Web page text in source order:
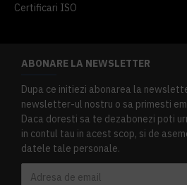
Certificari ISO
ABONARE LA NEWSLETTER
Dupa ce initiezi abonarea la
newsletter-ul nostru o sa primesti
Daca doresti sa te dezabonezi poti
in contul tau in acest scop, si de
datele tale personale.